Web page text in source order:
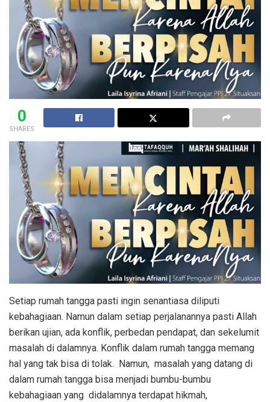
0
SHARES
Setiap rumah tangga pasti ingin senantiasa diliputi
kebahagiaan. Namun dalam setiap perjalanannya pasti Allah
berikan ujian, ada konflik, perbedan pendapat, dan sekelumit
masalah di dalamnya. Konflik dalam rumah tangga memang
hal yang tak bisa di tolak. Namun, masalah yang datang di
dalam rumah tangga bisa menjadi bumbu-bumbu
kebahagiaan yang didalamnya terdapat hikmah,